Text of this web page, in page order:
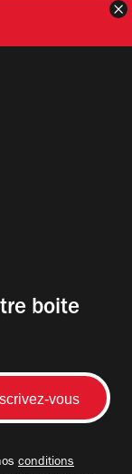
boite
conditions